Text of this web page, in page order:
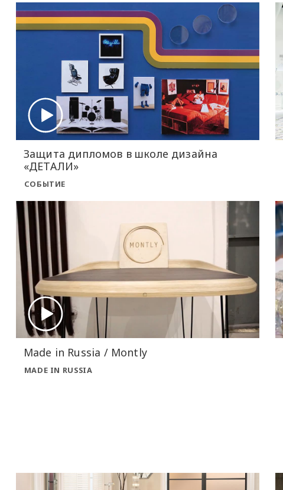
Защита дипломов в школе дизайна
«ДЕТАЛИ»
СОБЫТИЕ
Made in Russia / Montly
MADE IN RUSSIA